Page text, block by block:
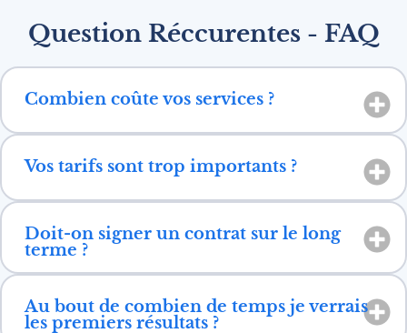
Question Réccurentes - FAQ
Combien coûte vos services ?
Vos tarifs sont trop importants ?
Doit-on signer un contrat sur le long
terme ?
Au bout de combien de temps je verrais
les premiers résultats ?